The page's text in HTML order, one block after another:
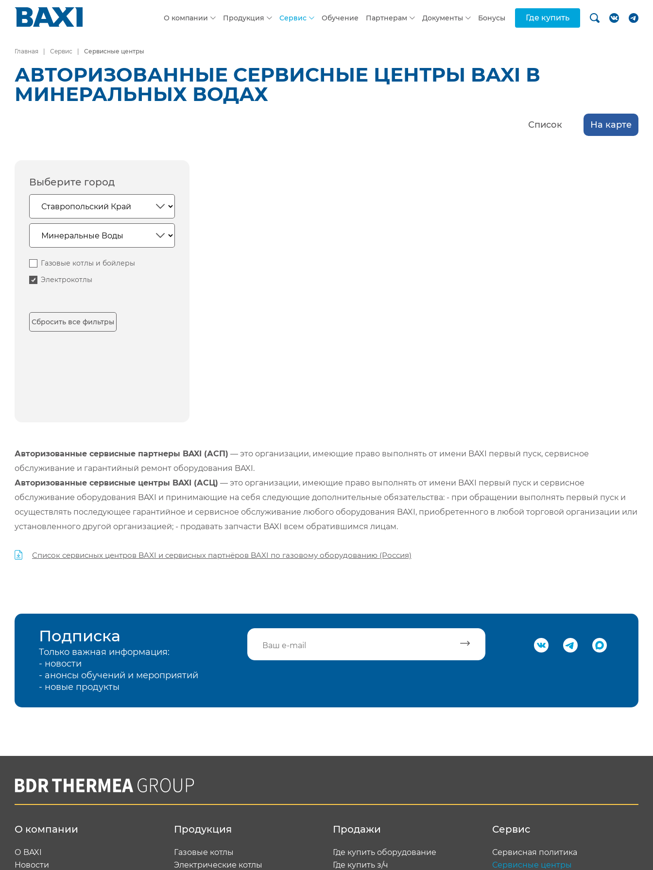
О компании Продукция Сервис Обучение Партнерам Документы Бонусы Где купить
Главная Сервис Сервисные центры
АВТОРИЗОВАННЫЕ СЕРВИСНЫЕ ЦЕНТРЫ BAXI В
МИНЕРАЛЬНЫХ ВОДАХ
Список На карте
Выберите город
Газовые котлы и бойлеры
Электрокотлы
Сбросить все фильтры
Авторизованные сервисные партнеры BAXI (АСП) — это организации, имеющие право выполнять от имени BAXI первый пуск, сервисное
обслуживание и гарантийный ремонт оборудования BAXI.
Авторизованные сервисные центры BAXI (АСЦ) — это организации, имеющие право выполнять от имени BAXI первый пуск и сервисное
обслуживание оборудования BAXI и принимающие на себя следующие дополнительные обязательства: - при обращении выполнять первый пуск и
осуществлять последующее гарантийное и сервисное обслуживание любого оборудования BAXI, приобретенного в любой торговой организации или
установленного другой организацией; - продавать запчасти BAXI всем обратившимся лицам.
Список сервисных центров BAXI и сервисных партнёров BAXI по газовому оборудованию (Россия)
Подписка
Только важная информация:
- новости
- анонсы обучений и мероприятий
- новые продукты
О компании
О BAXI
Новости
Продукция
Газовые котлы
Электрические котлы
Продажи
Где купить оборудование
Где купить з/ч
Сервис
Сервисная политика
Сервисные центры